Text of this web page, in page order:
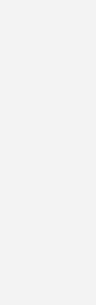
zweimal ein
auf
und Frust wegen des
zur Wohnbebauung
erklärte im Vorfeld
gekommen waren:
eingeladen, weil es
in Deutschland
Windkraft einen Einbruch
nur dramatisch für den
auch für viele
weggefallen. Und da
Baerbock.
für die
Regierung wären - dann
folgenden elf Maßnahmen
müssen sie
und Bundesrat